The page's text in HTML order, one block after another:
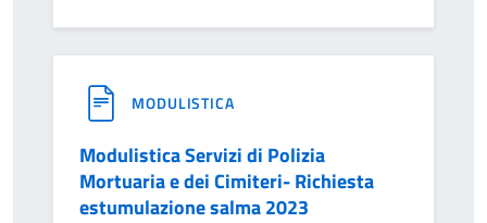
MODULISTICA
Modulistica Servizi di Polizia
Mortuaria e dei Cimiteri- Richiesta
estumulazione salma 2023